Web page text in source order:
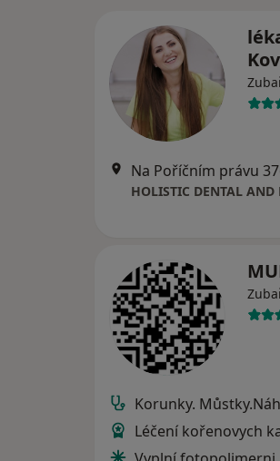
Na Poříčním právu
HOLISTIC DENTAL AND
Korunky.
Léčení kořenovych